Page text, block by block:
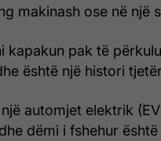
makinash ose në një
kapakun pak të
është një histori
automjet elektrik
dëmi i fshehur është